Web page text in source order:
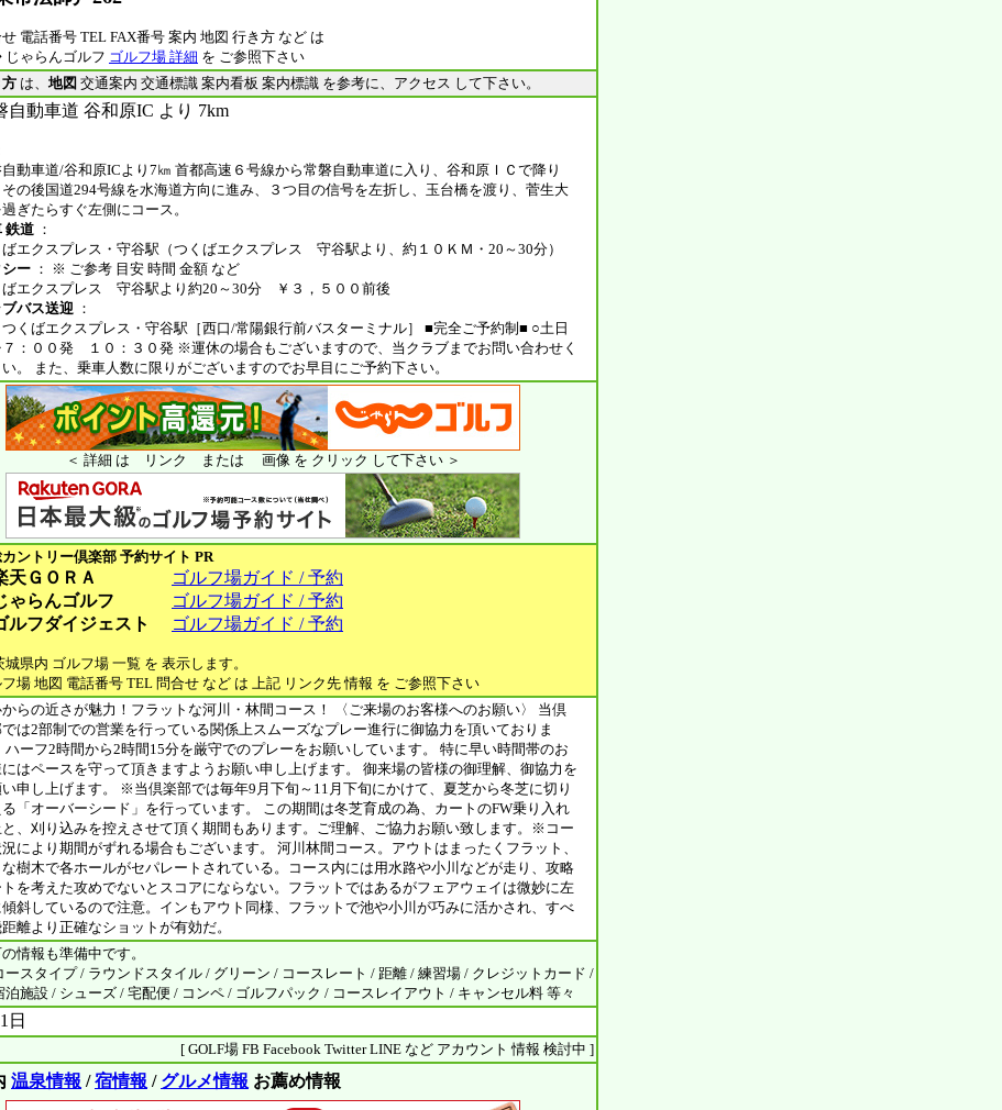
電話番号 TEL FAX番号 案内 地図 行き方 など は
ゃらんゴルフ ゴルフ場 詳細 を ご参照下さい
は、 地図 交通案内 交通標識 案内看板 案内標識 を参考に、アクセス して下さい。
自動車道 谷和原IC より 7km
動車道/谷和原ICより7㎞ 首都高速６号線から常磐自動車道に入り、谷和原ＩＣで降り
その後国道294号線を水海道方向に進み、３つ目の信号を左折し、玉台橋を渡り、菅生大
ぎたらすぐ左側にコース。
鉄道 ：
エクスプレス・守谷駅（つくばエクスプレス 守谷駅より、約１０ＫＭ・20～30分）
ー ： ※ ご参考 目安 時間 金額 など
ばエクスプレス 守谷駅より約20～30分 ￥３，５００前後
バス送迎 ：
くばエクスプレス・守谷駅［西口/常陽銀行前バスターミナル］ ■完全ご予約制■ ○土日
：００発 １０：３０発 ※運休の場合もございますので、当クラブまでお問い合わせく
。 また、乗車人数に限りがございますのでお早目にご予約下さい。
＜ 詳細 は リンク または 画像 を クリック して下さい ＞
ントリー倶楽部 予約サイト PR
天ＧＯＲＡ
ゴルフ場ガイド / 予約
ゃらんゴルフ
ゴルフ場ガイド / 予約
ルフダイジェスト
ゴルフ場ガイド / 予約
県内 ゴルフ場 一覧 を 表示します。
フ場 地図 電話番号 TEL 問合せ など は 上記 リンク先 情報 を ご参照下さい
らの近さが魅力！フラットな河川・林間コース！ 〈ご来場のお客様へのお願い〉 当倶
は2部制での営業を行っている関係上スムーズなプレー進行に御協力を頂いておりま
ハーフ2時間から2時間15分を厳守でのプレーをお願いしています。 特に早い時間帯のお
はペースを守って頂きますようお願い申し上げます。 御来場の皆様の御理解、御協力を
い申し上げます。 ※当倶楽部では毎年9月下旬～11月下旬にかけて、夏芝から冬芝に切り
「オーバーシード」を行っています。 この期間は冬芝育成の為、カートのFW乗り入れ
、刈り込みを控えさせて頂く期間もあります。ご理解、ご協力お願い致します。※コー
況により期間がずれる場合もございます。 河川林間コース。アウトはまったくフラット、
樹木で各ホールがセパレートされている。コース内には用水路や小川などが走り、攻略
トを考えた攻めでないとスコアにならない。フラットではあるがフェアウェイは微妙に左
斜しているので注意。インもアウト同様、フラットで池や小川が巧みに活かされ、すべ
離より正確なショットが有効だ。
情報も準備中です。
スタイプ / ラウンドスタイル / グリーン / コースレート / 距離 / 練習場 / クレジットカード /
施設 / シューズ / 宅配便 / コンペ / ゴルフパック / コースレイアウト / キャンセル料 等々
日
[ GOLF場 FB Facebook Twitter LINE など アカウント 情報 検討中 ]
温泉情報 /宿情報 / グルメ情報 お薦め情報